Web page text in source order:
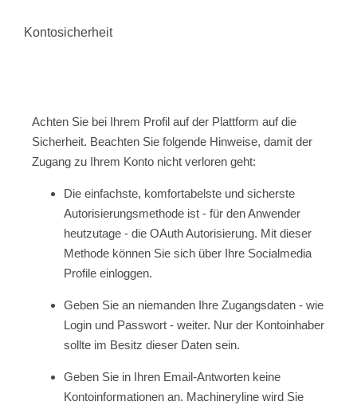
Kontosicherheit
Achten Sie bei Ihrem Profil auf der Plattform auf die
Sicherheit. Beachten Sie folgende Hinweise, damit der
Zugang zu Ihrem Konto nicht verloren geht:
Die einfachste, komfortabelste und sicherste
Autorisierungsmethode ist - für den Anwender
heutzutage - die OAuth Autorisierung. Mit dieser
Methode können Sie sich über Ihre Socialmedia
Profile einloggen.
Geben Sie an niemanden Ihre Zugangsdaten - wie
Login und Passwort - weiter. Nur der Kontoinhaber
sollte im Besitz dieser Daten sein.
Geben Sie in Ihren Email-Antworten keine
Kontoinformationen an. Machineryline wird Sie